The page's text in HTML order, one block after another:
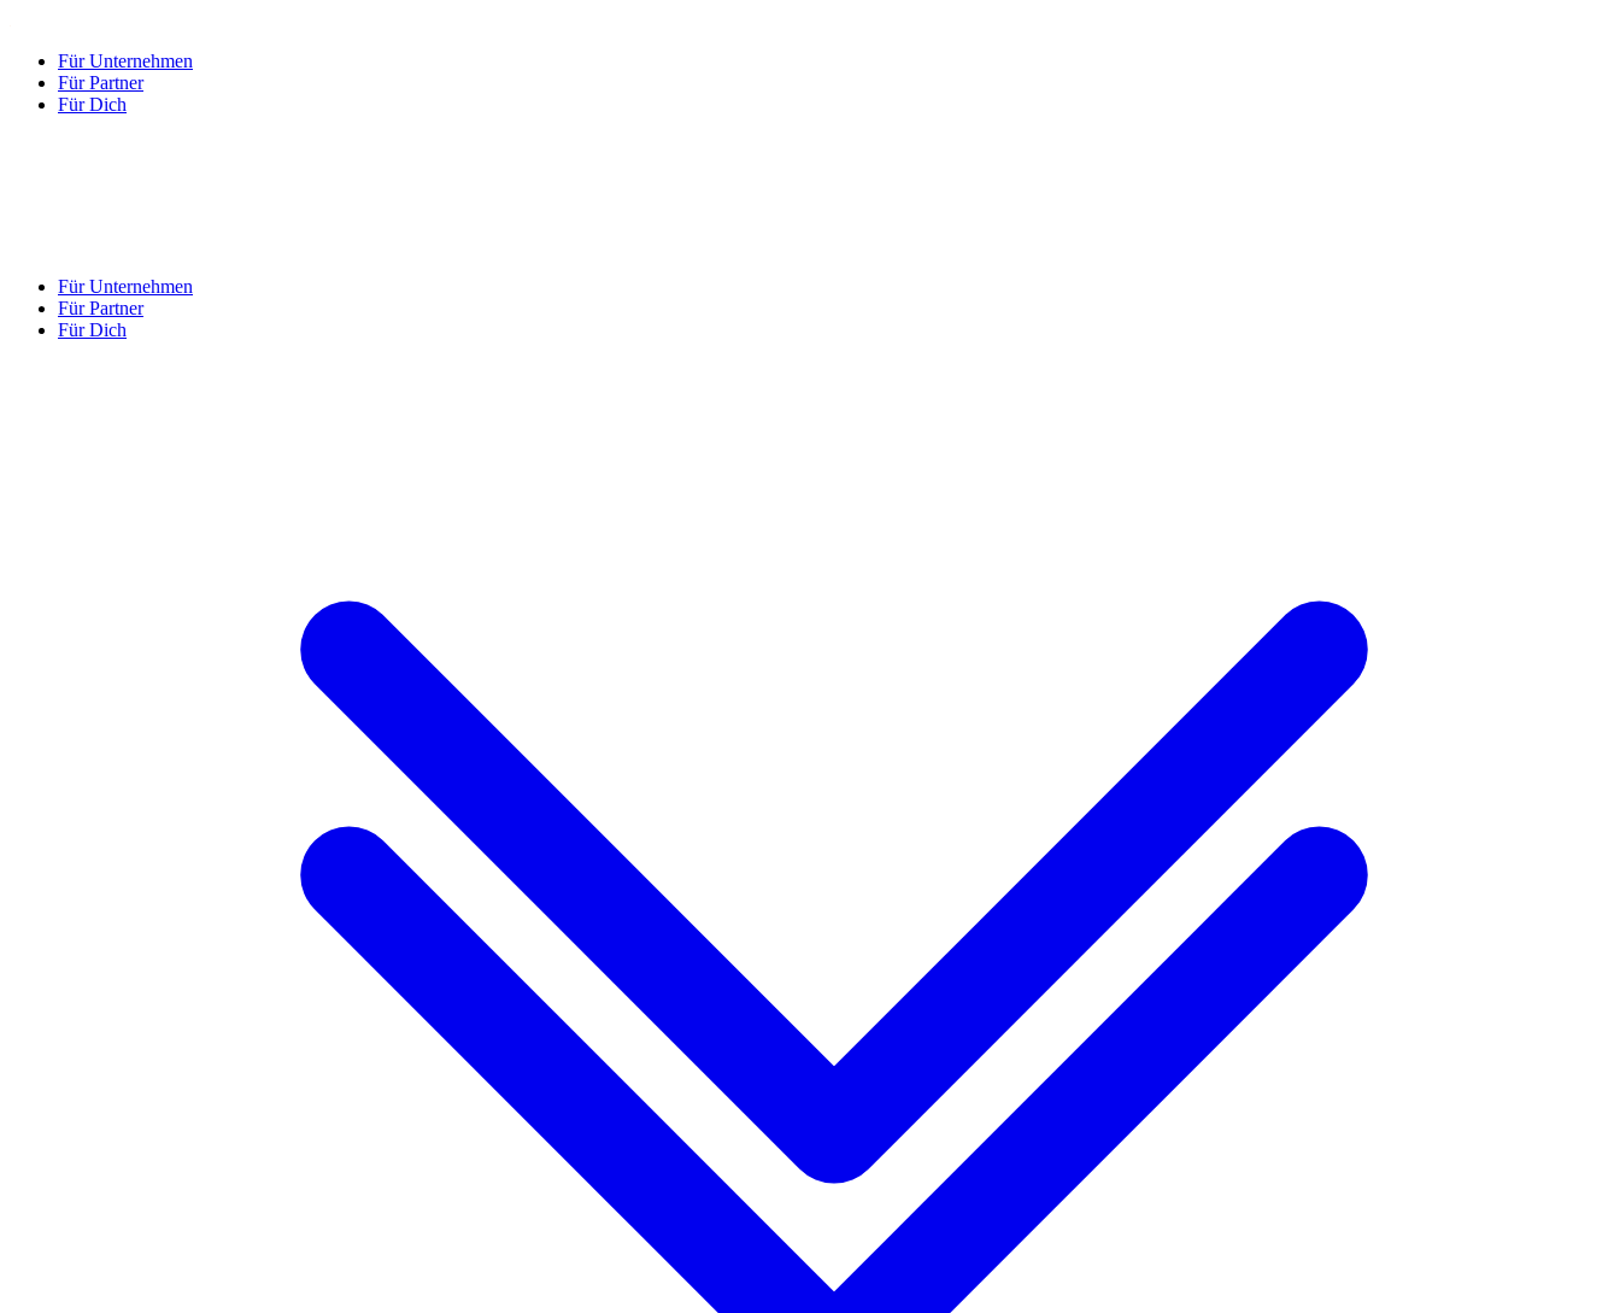
Für Unternehmen
Für Partner
Für Dich
Für Unternehmen
Für Partner
Für Dich